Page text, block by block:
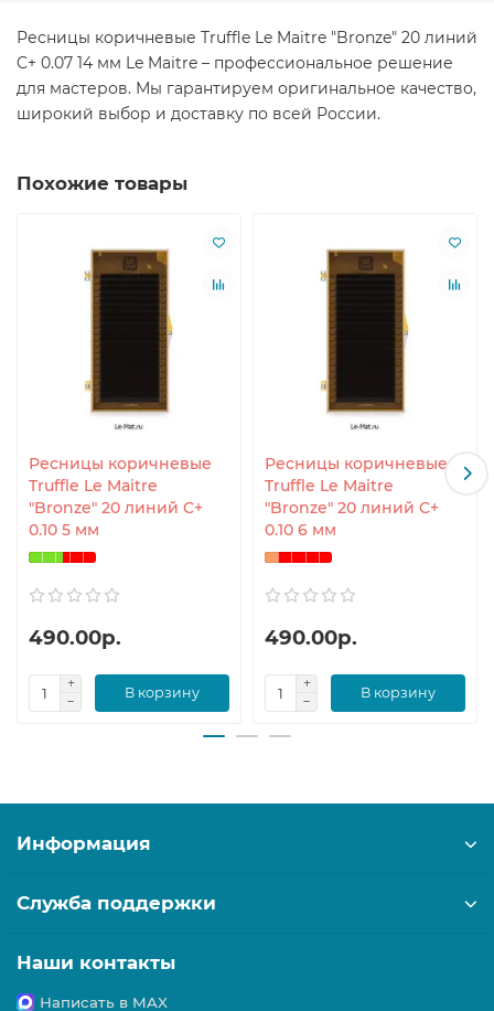
Ресницы коричневые Truffle Le Maitre "Bronze" 20 линий
C+ 0.07 14 мм Le Maitre – профессиональное решение
для мастеров. Мы гарантируем оригинальное качество,
широкий выбор и доставку по всей России.
Похожие товары
Ресницы коричневые
Truffle Le Maitre
"Bronze" 20 линий C+
0.10 5 мм
490.00р.
В корзину
Ресницы коричневые
Truffle Le Maitre
"Bronze" 20 линий C+
0.10 6 мм
490.00р.
В корзину
Информация
Служба поддержки
Наши контакты
Написать в MAX